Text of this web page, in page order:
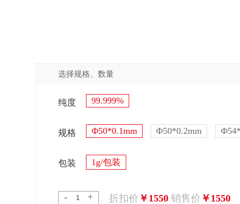
选择规格、数量
纯度 99.999%
规格 Ф50*0.1mm Ф50*0.2mm
包装 1g/包装
- + 折扣价 ￥1550 销售价 ￥1550